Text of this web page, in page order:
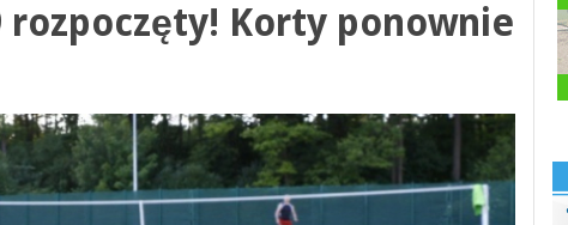
rozpoczęty! Korty ponownie